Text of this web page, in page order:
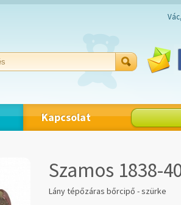
Kapcsolat
Szamos 1838-
Lány tépőzáras bőrcipő - szürke